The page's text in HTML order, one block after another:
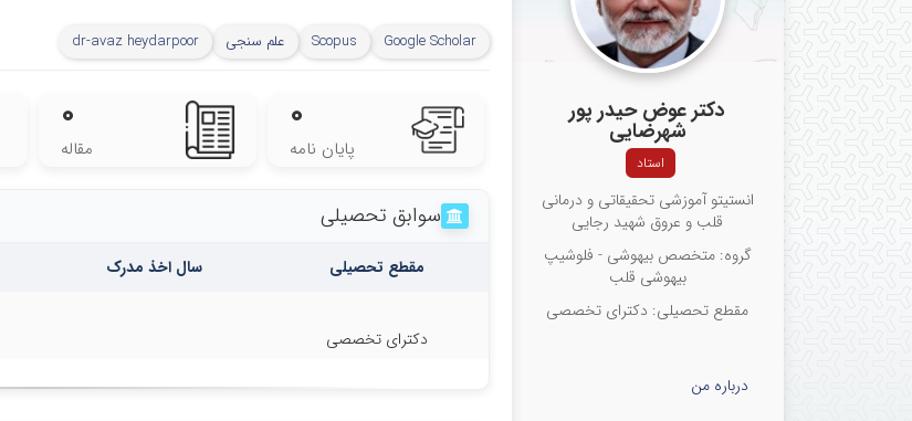
دکتر عوض حیدر پور
شهرضایی
استاد
انستیتو آموزشی تحقیقاتی و درمانی
قلب و عروق شهید رجایی
گروه: متخصص بیهوشی - فلوشیپ
بیهوشی قلب
مقطع تحصیلی: دکترای تخصصی
درباره من
Google Scholar
Scopus علم سنجی dr-avaz heydarpoor
۰
پایان نامه
۰
مقاله
سوابق تحصیلی
مقطع تحصیلی سال اخذ مدرک
دکترای تخصصی